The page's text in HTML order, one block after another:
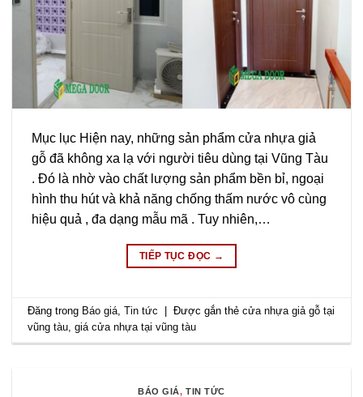
Mục lục Hiện nay, những sản phẩm cửa nhựa giả
gỗ đã không xa lạ với người tiêu dùng tại Vũng Tàu
. Đó là nhờ vào chất lượng sản phẩm bền bỉ, ngoại
hình thu hút và khả năng chống thấm nước vô cùng
hiệu quả , đa dạng mẫu mã . Tuy nhiên,…
TIẾP TỤC ĐỌC →
Đăng trong Báo giá,Tin tức Được gắn thẻcửa nhựa giả gỗ tại
vũng tàu,giá cửa nhựa tại vũng tàu
BÁO GIÁ,TIN TỨC